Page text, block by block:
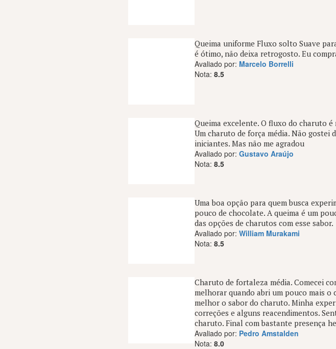
Queima uniforme Fluxo solto Suave
é ótimo, não deixa retrogosto. Eu
Avaliado por: Marcelo Borrelli
Nota: 8.5
Queima excelente. O fluxo do charuto
Um charuto de força média. Não gostei
iniciantes. Mas não me agradou
Avaliado por: Gustavo Araújo
Nota: 8.5
Uma boa opção para quem busca
pouco de chocolate. A queima é um
das opções de charutos com esse sabor.
Avaliado por: William Murakami
Nota: 8.5
Charuto de fortaleza média. Comecei
melhorar quando abri um pouco mais
melhor o sabor do charuto. Minha
correções e alguns reacendimentos.
charuto. Final com bastante presença
Avaliado por: Pedro Amstalden
Nota: 8.0